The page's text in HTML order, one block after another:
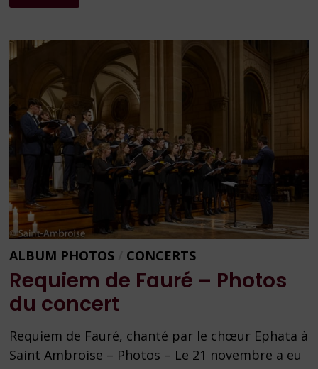
PRIÈRE
ALBUM PHOTOS CONCERTS
Requiem de Fauré – Photos
du concert
Requiem de Fauré, chanté par le chœur Ephata à
Saint Ambroise – Photos – Le 21 novembre a eu